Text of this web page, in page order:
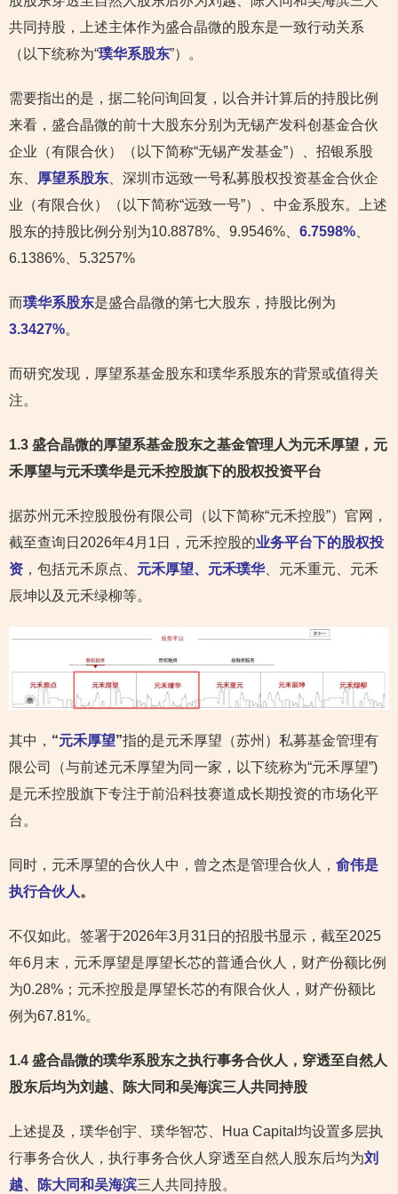
共同持股，上述主体作为盛合晶微的股东是一致行动关系
（以下统称为“璞华系股东”）。
需要指出的是，据二轮问询回复，以合并计算后的持股比例
来看，盛合晶微的前十大股东分别为无锡产发科创基金合伙
企业（有限合伙）（以下简称“无锡产发基金”）、招银系股
东、
厚望系股东 、深圳市远致一号私募股权投资基金合伙企
业（有限合伙）（以下简称“远致一号”）、中金系股东。上述
股东的持股比例分别为10.8878%、9.9546%、 6.7598%
6.1386%、5.3257%
而璞华系股东是盛合晶微的第七大股东，持股比例为
3.3427%。
而研究发现，厚望系基金股东和璞华系股东的背景或值得关
注。
1.3 盛合晶微的厚望系基金股东之基金管理人为元禾厚望，元
禾厚望与元禾璞华是元禾控股旗下的股权投资平台
据苏州元禾控股股份有限公司（以下简称“元禾控股”）官网，
截至查询日2026年4月1日，元禾控股的业务平台下的股权投
资 ，包括元禾原点、 元禾厚望、元禾璞华、元禾重元、元禾
辰坤以及元禾绿柳等。
其中， “元禾厚望”指的是元禾厚望（苏州）私募基金管理有
限公司（与前述元禾厚望为同一家，以下统称为“元禾厚望”)
是元禾控股旗下专注于前沿科技赛道成长期投资的市场化平
台。
同时，元禾厚望的合伙人中，曾之杰是管理合伙人， 俞伟是
执行合伙人。
不仅如此。签署于2026年3月31日的招股书显示，截至2025
年6月末，元禾厚望是厚望长芯的普通合伙人，财产份额比例
为0.28%；元禾控股是厚望长芯的有限合伙人，财产份额比
例为67.81%。
1.4 盛合晶微的璞华系股东之执行事务合伙人，穿透至自然人
股东后均为刘越、陈大同和吴海滨三人共同持股
上述提及，璞华创宇、璞华智芯、Hua Capital均设置多层执
行事务合伙人，执行事务合伙人穿透至自然人股东后均为刘
越、陈大同和吴海滨三人共同持股。